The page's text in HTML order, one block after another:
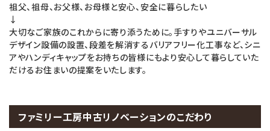
祖父、祖母、お父様、お母様と安心、安全に暮らしたい
↓
大切なご家族のこれからに寄り添うために。手すりやユニバーサル
デザイン設備の設置、段差を解消するバリアフリー化工事など、シニ
アやハンディキャップをお持ちの皆様にもより安心して暮らしていた
だけるお住まいの提案をいたします。
ファミリー工房中古リノベーションのこだわり